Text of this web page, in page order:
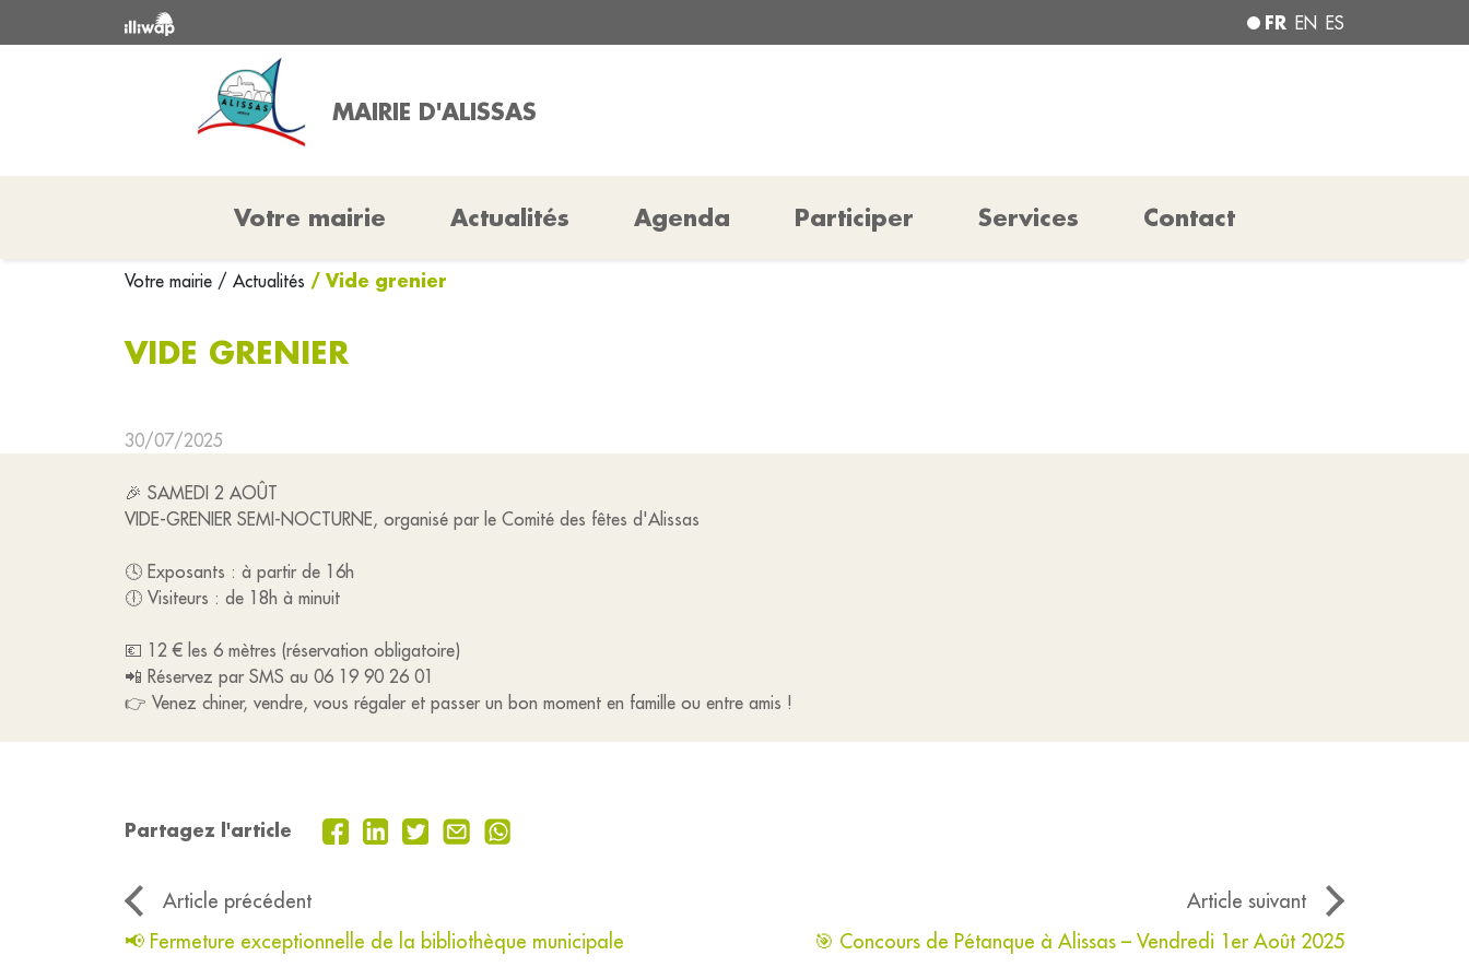
FR EN ES
MAIRIE D'ALISSAS
Votre mairie Actualités Agenda Participer Services Contact
Votre mairie / Actualités / Vide grenier
VIDE GRENIER
30/07/2025
🎉 SAMEDI 2 AOÛT
VIDE-GRENIER SEMI-NOCTURNE, organisé par le Comité des fêtes d'Alissas
🕓 Exposants : à partir de 16h
🕕 Visiteurs : de 18h à minuit
💶 12 € les 6 mètres (réservation obligatoire)
📲 Réservez par SMS au 06 19 90 26 01
👉 Venez chiner, vendre, vous régaler et passer un bon moment en famille ou entre amis !
Partagez l'article
Article précédent
Article suivant
📢 Fermeture exceptionnelle de la bibliothèque municipale
🎯 Concours de Pétanque à Alissas – Vendredi 1er Août 2025